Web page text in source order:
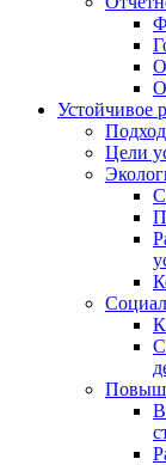
Устойчивое
Цели